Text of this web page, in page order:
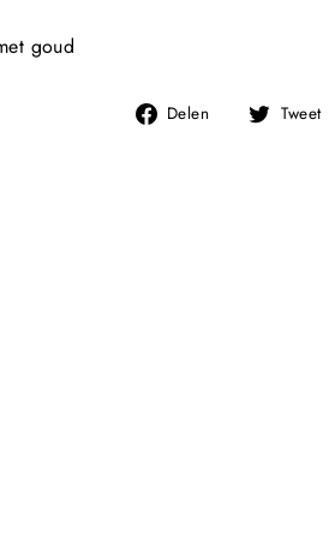
goud
Delen
Deel
Tweet